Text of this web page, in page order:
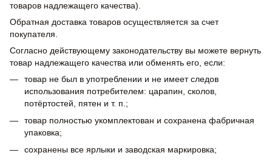
товаров надлежащего качества).
Обратная доставка товаров осуществляется за счет
покупателя.
Согласно действующему законодательству вы можете вернуть
товар надлежащего качества или обменять его, если:
товар не был в употреблении и не имеет следов
использования потребителем: царапин, сколов,
потёртостей, пятен и т. п.;
товар полностью укомплектован и сохранена фабричная
упаковка;
сохранены все ярлыки и заводская маркировка;